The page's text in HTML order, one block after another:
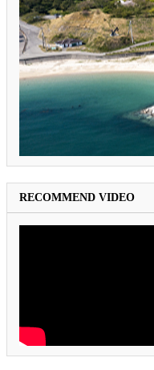
RECOMMEND VIDEO